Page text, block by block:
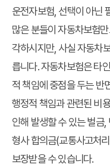
운전자보험, 선택이 아닌
많은 분들이 자동차보험
각하시지만, 사실 자동차
릅니다. 자동차보험은 타
적 책임에 중점을 두는 반
행정적 책임과 관련된 비
인해 발생할 수 있는 벌금
형사 합의금(교통사고처
보장받을 수 있습니다.